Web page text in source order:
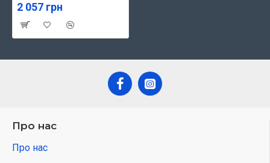
2 057 грн
Про нас
Про нас